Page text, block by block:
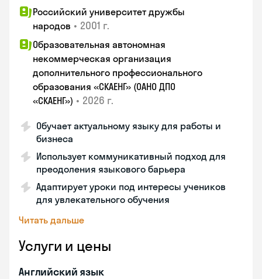
Российский университет дружбы
народов • 2001 г.
Образовательная автономная
некоммерческая организация
дополнительного профессионального
образования «СКАЕНГ» (ОАНО ДПО
«СКАЕНГ») • 2026 г.
Обучает актуальному языку для работы и
бизнеса
Использует коммуникативный подход для
преодоления языкового барьера
Адаптирует уроки под интересы учеников
для увлекательного обучения
Читать дальше
Услуги и цены
Английский язык